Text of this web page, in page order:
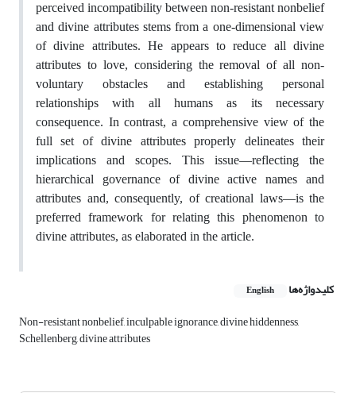
perceived incompatibility between non-resistant nonbelief
and divine attributes stems from a one-dimensional view
of divine attributes. He appears to reduce all divine
attributes to love, considering the removal of all non-
voluntary obstacles and establishing personal
relationships with all humans as its necessary
consequence. In contrast, a comprehensive view of the
full set of divine attributes properly delineates their
implications and scopes. This issue—reflecting the
hierarchical governance of divine active names and
attributes and, consequently, of creational laws—is the
preferred framework for relating this phenomenon to
divine attributes, as elaborated in the article.
کلیدواژه‌ها English
Non-resistant nonbelief, inculpable ignorance, divine hiddenness,
Schellenberg, divine attributes